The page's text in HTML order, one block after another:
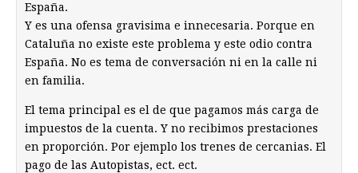
España.
Y es una ofensa gravisima e innecesaria. Porque en
Cataluña no existe este problema y este odio contra
España. No es tema de conversación ni en la calle ni
en familia.
El tema principal es el de que pagamos más carga de
impuestos de la cuenta. Y no recibimos prestaciones
en proporción. Por ejemplo los trenes de cercanias. El
pago de las Autopistas, ect. ect.